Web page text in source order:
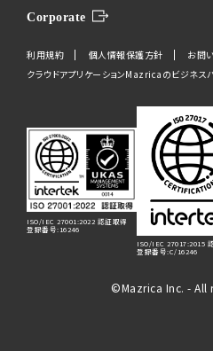
Corporate
利用規約 個人情報保護方針
お問
クラウドアプリケーションMazricaのビジネス
ISO/IEC 27001:2022 認証取得
登録番号:16246
ISO/IEC 27017:2015
登録番号:C/16246
©Mazrica Inc. - All